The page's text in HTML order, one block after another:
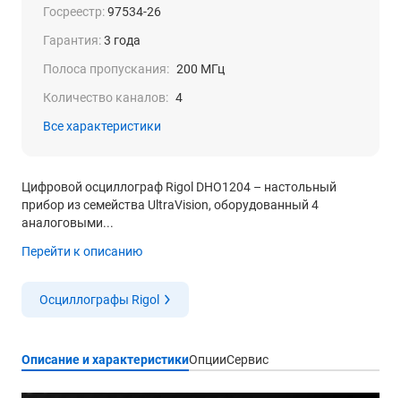
Госреестр:97534-26
Гарантия:3 года
Полоса пропускания: 200 МГц
Количество каналов: 4
Все характеристики
Цифровой осциллограф Rigol DHO1204 – настольный
прибор из семейства UltraVision, оборудованный 4
аналоговыми...
Перейти к описанию
Осциллографы Rigol
Описание и характеристикиОпцииСервис